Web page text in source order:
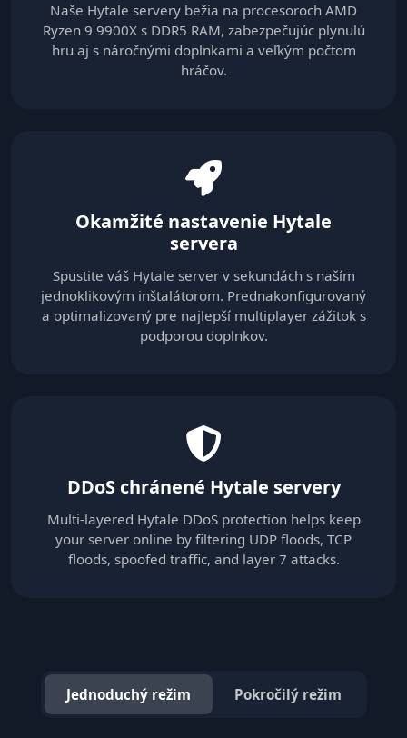
Naše Hytale servery bežia na procesoroch AMD
Ryzen 9 9900X s DDR5 RAM, zabezpečujúc plynulú
hru aj s náročnými doplnkami a veľkým počtom
hráčov.
Okamžité nastavenie Hytale
servera
Spustite váš Hytale server v sekundách s naším
jednoklikovým inštalátorom. Prednakonfigurovaný
a optimalizovaný pre najlepší multiplayer zážitok s
podporou doplnkov.
DDoS chránené Hytale servery
Multi-layered Hytale DDoS protection helps keep
your server online by filtering UDP floods, TCP
floods, spoofed traffic, and layer 7 attacks.
Jednoduchý režim Pokročilý režim